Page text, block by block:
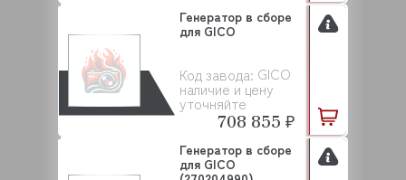
Код завода: GICO
наличие и цену
уточняйте
Генератор в сборе
для GICO
708 855 ₽
Генератор в сборе
для GICO